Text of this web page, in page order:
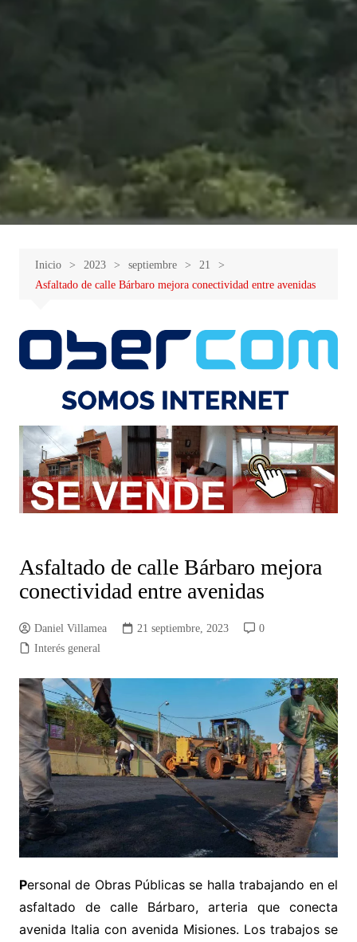
Inicio 2023 septiembre
21
Asfaltado de calle Bárbaro mejora conectividad entre avenidas
Asfaltado de calle Bárbaro mejora
conectividad entre avenidas
Daniel Villamea 21 septiembre, 2023
0
Interés general
Personal de Obras Públicas se halla trabajando en el
asfaltado de calle Bárbaro, arteria que conecta
avenida Italia con avenida Misiones. Los trabajos se